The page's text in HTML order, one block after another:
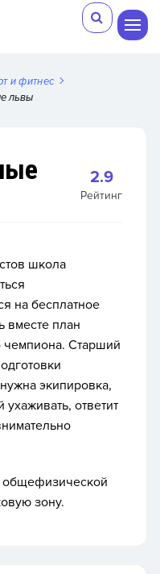
и фитнес
львы
2.9
Рейтинг
школа
на бесплатное
вместе план
чемпиона. Старший
экипировка,
ухаживать, ответит
общефизической
зону.